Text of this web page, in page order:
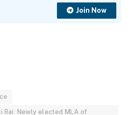
Join Now
Rai: Newly elected MLA of